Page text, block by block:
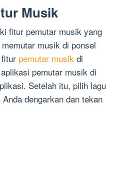
Musik
fitur pemutar musik yang
musik di ponsel
pemutar musik di
pemutar musik di
Setelah itu, pilih lagu
Anda dengarkan dan tekan